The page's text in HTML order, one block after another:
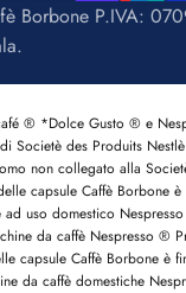
Borbone P.IVA:
.
® *Dolce Gusto ® e
Societè des Produits
non collegato alla
capsule Caffè Borbone
ad uso domestico
da caffè Nespresso ®
capsule Caffè Borbone è
da caffè domestiche